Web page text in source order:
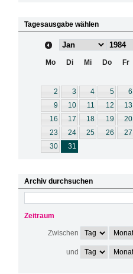
Tagesausgabe wählen
Mo Di Mi Do Fr
2
3 4 5 6
9
10 11 12 13
16
17 18 19 20
23
24 25 26 27
30
31
Archiv durchsuchen
Zeitraum
Zwischen
und